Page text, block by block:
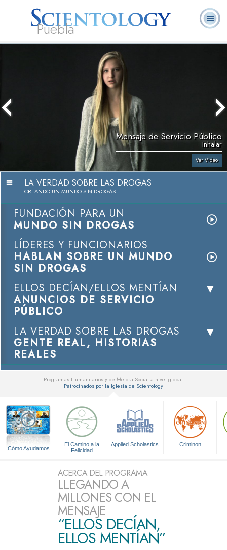
Puebla
Voluntarios
Mensaje de Servicio Público
Inhalar
Ver Video
LA VERDAD SOBRE LAS DROGAS
CREANDO UN MUNDO SIN DROGAS
FUNDACIÓN PARA UN
MUNDO SIN DROGAS
LÍDERES Y FUNCIONARIOS
HABLAN SOBRE UN MUNDO
SIN DROGAS
ELLOS DECÍAN/ELLOS MENTÍAN
ANUNCIOS DE SERVICIO
PÚBLICO
LA VERDAD SOBRE LAS DROGAS
GENTE REAL, HISTORIAS
REALES
Programas Humanitarios y de Mejora Social a nivel global
Patrocinados por la Iglesia de Scientology
Cómo Ayudamos
El Camino a la
Felicidad
Applied Scholastics Criminon
ACERCA DEL PROGRAMA
LLEGANDO A
MILLONES CON EL
MENSAJE
“ELLOS DECÍAN,
ELLOS MENTÍAN”